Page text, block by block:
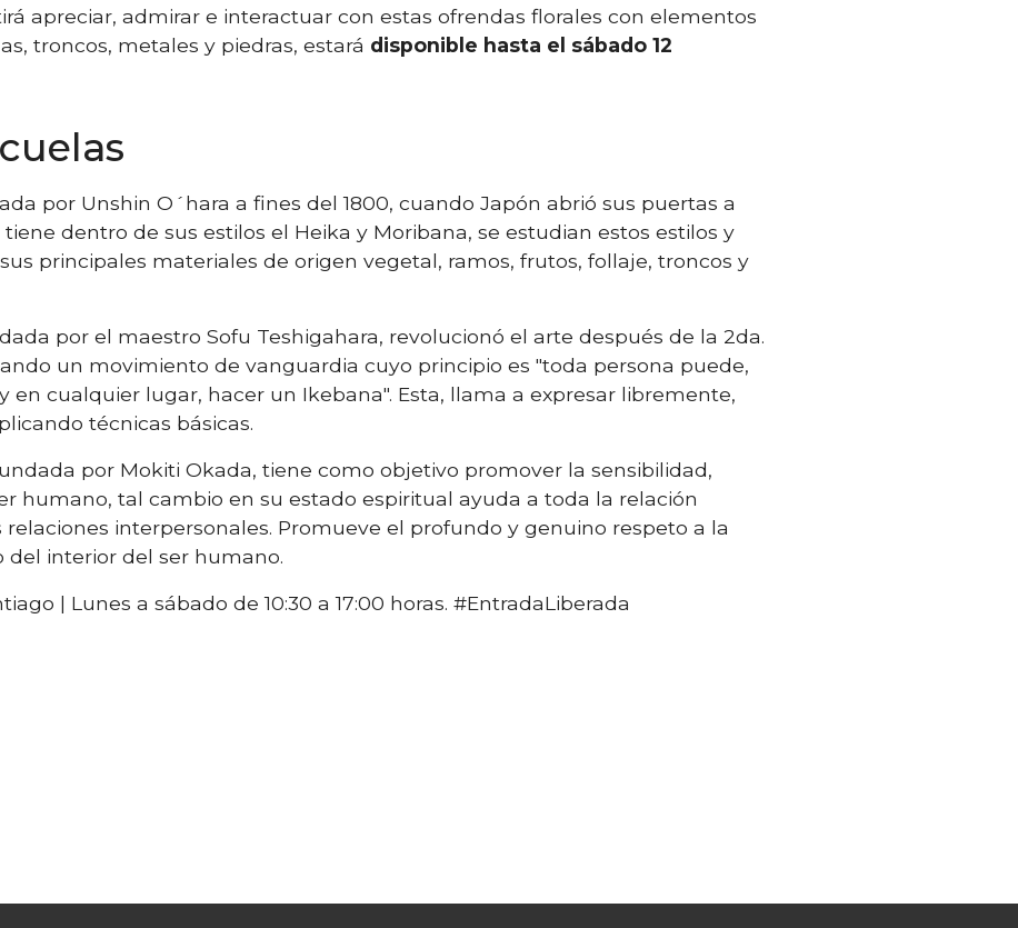
apreciar, admirar e interactuar con estas ofrendas florales con elementos
troncos, metales y piedras, estará disponible hasta el sábado 12
por Unshin O´hara a fines del 1800, cuando Japón abrió sus puertas a
dentro de sus estilos el Heika y Moribana, se estudian estos estilos y
principales materiales de origen vegetal, ramos, frutos, follaje, troncos y
por el maestro Sofu Teshigahara, revolucionó el arte después de la 2da.
un movimiento de vanguardia cuyo principio es "toda persona puede,
en cualquier lugar, hacer un Ikebana". Esta, llama a expresar libremente,
técnicas básicas.
por Mokiti Okada, tiene como objetivo promover la sensibilidad,
humano, tal cambio en su estado espiritual ayuda a toda la relación
interpersonales. Promueve el profundo y genuino respeto a la
del interior del ser humano.
| Lunes a sábado de 10:30 a 17:00 horas. #EntradaLiberada